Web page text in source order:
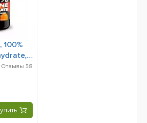
Отзывы 58